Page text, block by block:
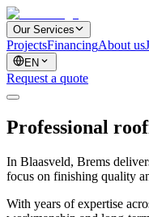
Our Services
ProjectsFinancingAbout us
EN
Request a quote
Professional
In Blaasveld, Brems
focus on finishing quality
With years of expertise